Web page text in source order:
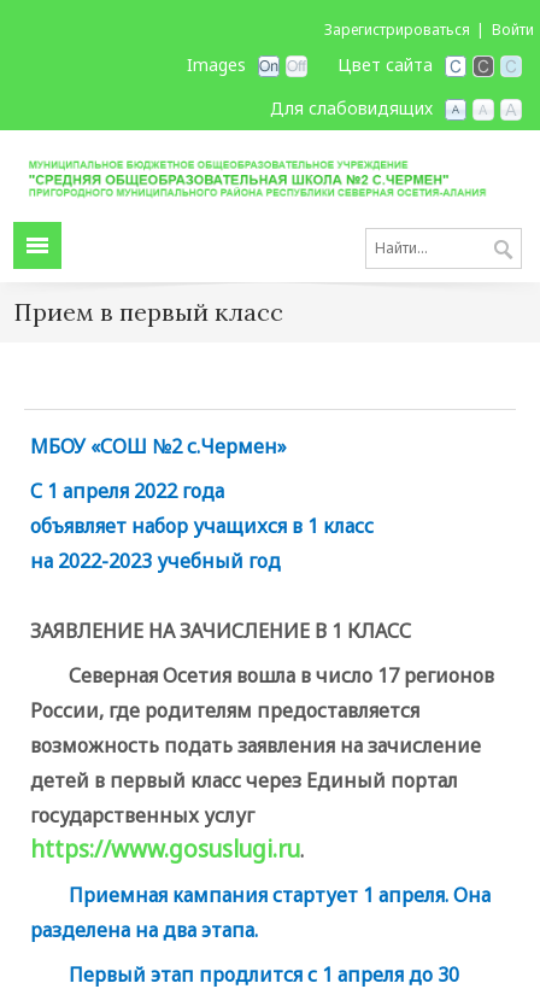
Зарегистрироваться Войти
Цвет сайта
Images
Для слабовидящих
Прием в первый класс
МБОУ «СОШ №2 с.Чермен»
С 1 апреля 2022 года
объявляет набор учащихся в 1 класс
на 2022-2023 учебный год
ЗАЯВЛЕНИЕ НА ЗАЧИСЛЕНИЕ В 1 КЛАСС
Северная Осетия вошла в число 17 регионов
России, где родителям предоставляется
возможность подать заявления на зачисление
детей в первый класс через Единый портал
государственных услуг
https://www.gosuslugi.ru.
Приемная кампания стартует 1 апреля. Она
разделена на два этапа.
Первый этап продлится с 1 апреля до 30